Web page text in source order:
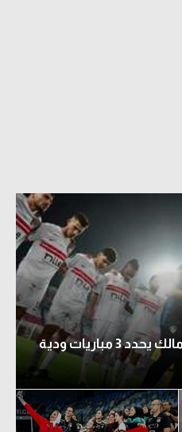
البداية مع البلاستيك.. الزمالك يحدد 3 مباريات ودية